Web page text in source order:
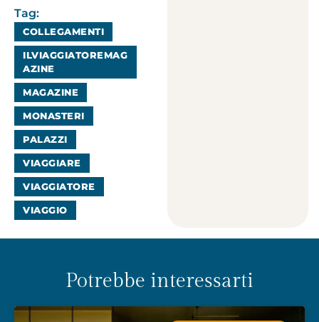
Tag:
COLLEGAMENTI
ILVIAGGIATOREMAG
AZINE
MAGAZINE
MONASTERI
PALAZZI
VIAGGIARE
VIAGGIATORE
VIAGGIO
Potrebbe interessarti